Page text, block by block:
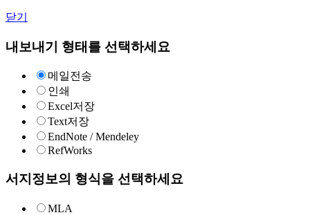
닫기
내보내기 형태를 선택하세요
메일전송
인쇄
Excel저장
Text저장
EndNote / Mendeley
RefWorks
서지정보의 형식을 선택하세요
MLA